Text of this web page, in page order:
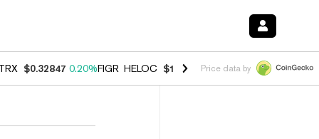
TRX $0.32847 0.20%FIGR_HELOC $1.007 -2.70%HYPE $54.78 -
Price data by